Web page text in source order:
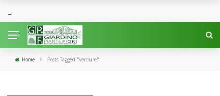
Home › Posts Tagged "verdure"